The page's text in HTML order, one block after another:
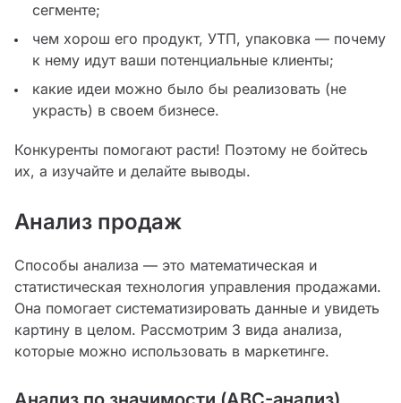
сегменте;
чем хорош его продукт, УТП, упаковка — почему
к нему идут ваши потенциальные клиенты;
какие идеи можно было бы реализовать (не
украсть) в своем бизнесе.
Конкуренты помогают расти! Поэтому не бойтесь
их, а изучайте и делайте выводы.
Анализ продаж
Способы анализа — это математическая и
статистическая технология управления продажами.
Она помогает систематизировать данные и увидеть
картину в целом. Рассмотрим 3 вида анализа,
которые можно использовать в маркетинге.